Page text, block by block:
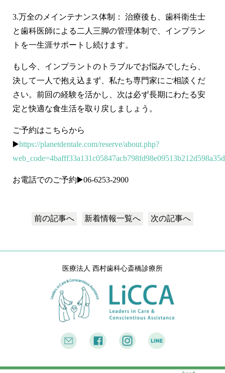
3.万全のメインテナンス体制：
治療後も、歯科衛生士
と歯科医師による二人三脚の管理体制で、インプラン
トを一生涯サポートし続けます。
もし今、インプラントのトラブルでお悩みでしたら、
決して一人で抱え込まず、私たち専門家にご相談くだ
さい。前回の経験を活かし、次は必ず長期にわたる安
定と快適な食生活を取り戻しましょう。
ご予約はこちらから
▶️https://planetdentale.com/reserve/about.php?
お電話でのご予約▶️06-6253-2900
前の記事へ 新着情報一覧へ 次の記事へ
医療法人 西村歯科心斎橋診療所